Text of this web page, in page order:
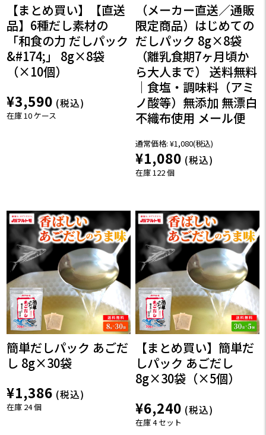
【まとめ買い】【直送
品】6種だし素材の
「和食の力 だしパック
&#174;」 8g×8袋
（×10個）
¥3,590 (税込)
在庫 10 ケース
（メーカー直送／通販
限定商品）はじめての
だしパック 8g×8袋
（離乳食期7ヶ月頃か
ら大人まで） 送料無料
｜食塩・調味料（アミ
ノ酸等）無添加 無漂白
不織布使用 メール便
通常価格: ¥1,080(税込)
¥1,080 (税込)
在庫 122 個
簡単だしパック あごだ
し 8g×30袋
¥1,386 (税込)
在庫 24 個
【まとめ買い】簡単だ
しパック あごだし
8g×30袋（×5個）
¥6,240 (税込)
在庫 4 セット